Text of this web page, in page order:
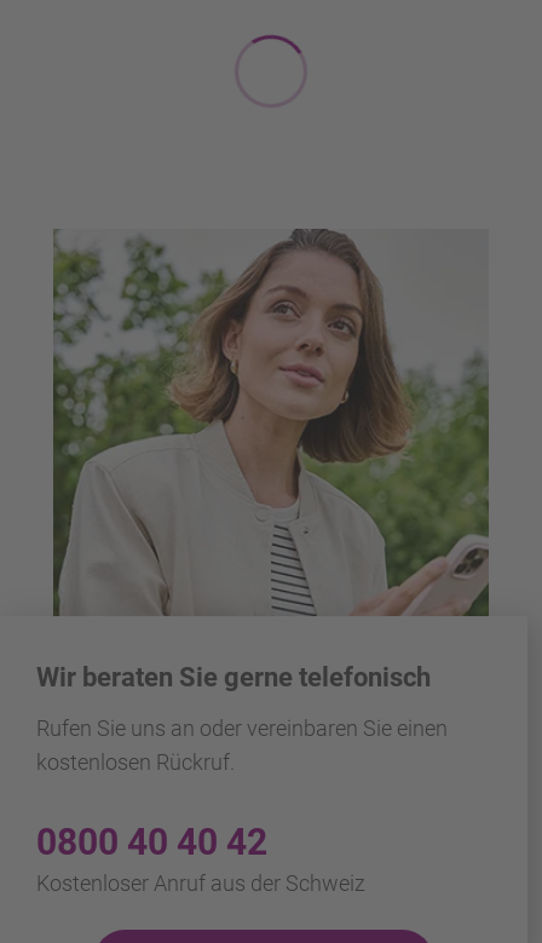
Wir beraten Sie gerne telefonisch
Rufen Sie uns an oder vereinbaren Sie einen
kostenlosen Rückruf.
0800 40 40 42
Kostenloser Anruf aus der Schweiz